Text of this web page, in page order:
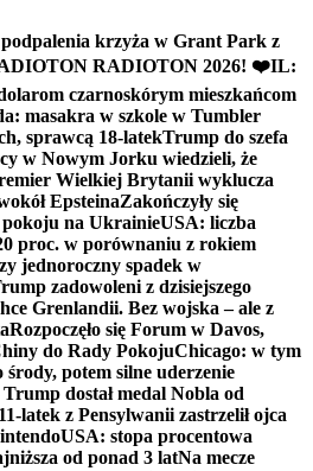
krzyża w Grant Park z
RADIOTON 2026! ❤️IL:
czarnoskórym mieszkańcom
masakra w szkole w Tumbler
sprawcą 18-latekTrump do szefa
w Nowym Jorku wiedzieli, że
Wielkiej Brytanii wyklucza
EpsteinaZakończyły się
na UkrainieUSA: liczba
proc. w porównaniu z rokiem
jednoroczny spadek w
zadowoleni z dzisiejszego
Grenlandii. Bez wojska – ale z
Rozpoczęło się Forum w Davos,
do Rady PokojuChicago: w tym
potem silne uderzenie
dostał medal Nobla od
latek z Pensylwanii zastrzelił ojca
USA: stopa procentowa
od ponad 3 latNa mecze